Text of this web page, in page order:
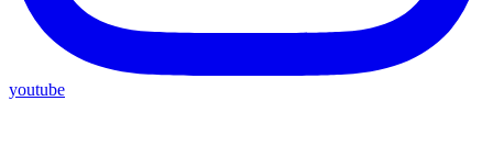
youtube